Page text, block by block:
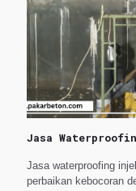
Jasa
Jasa waterproofing
perbaikan kebocoran